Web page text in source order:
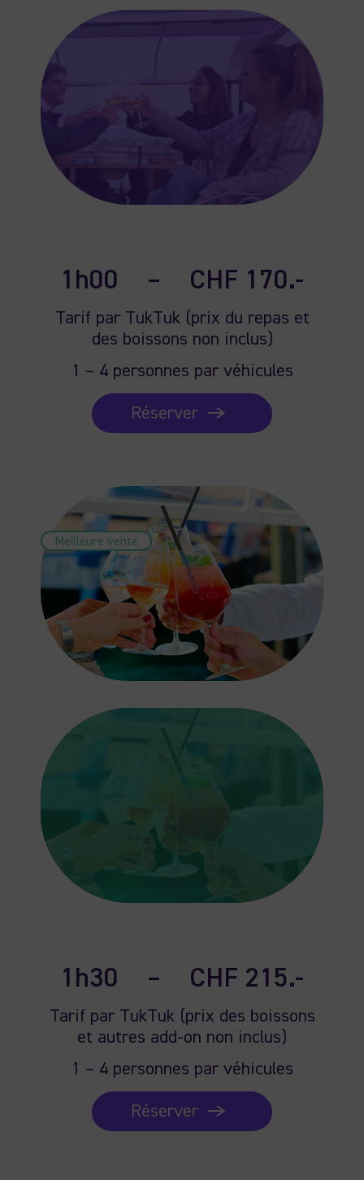
1h00 – CHF 170.-
Tarif par TukTuk (prix du repas et
des boissons non inclus)
1 – 4 personnes par véhicules
Réserver
Meilleure vente
1h30 – CHF 215.-
Tarif par TukTuk (prix des boissons
et autres add-on non inclus)
1 – 4 personnes par véhicules
Réserver